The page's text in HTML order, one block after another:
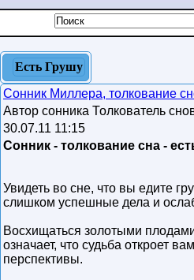
Есть Грушу
Сонник Миллера, толкование
Автор сонника Толкователь
30.07.11 11:15
Сонник - толкование сна -
Увидеть во сне, что вы едите
слишком успешные дела и
Восхищаться золотыми
означает, что судьба откроет
перспективы.